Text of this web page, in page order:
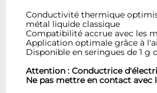
Conductivité thermique
métal liquide classique
Compatibilité accrue avec les
Application optimale grâce à
Disponible en seringues de 1 g
Attention : Conductrice
Ne pas mettre en contact avec